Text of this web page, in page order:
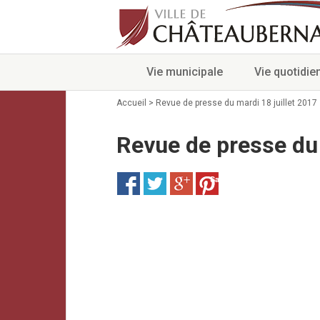
Vie municipale Vie
Accueil > Revue de presse du mardi 18 juillet 2017
Revue de presse
Save